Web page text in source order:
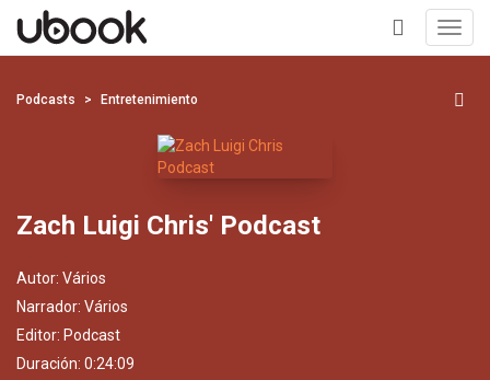
+
Podcasts Entretenimiento
Zach Luigi Chris' Podcast
Autor: Vários
Narrador: Vários
Editor: Podcast
Duración: 0:24:09